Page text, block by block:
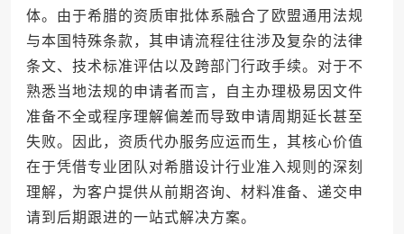
体。由于希腊的资质审批体系融合了欧盟通用法规
与本国特殊条款，其申请流程往往涉及复杂的法律
条文、技术标准评估以及跨部门行政手续。对于不
熟悉当地法规的申请者而言，自主办理极易因文件
准备不全或程序理解偏差而导致申请周期延长甚至
失败。因此，资质代办服务应运而生，其核心价值
在于凭借专业团队对希腊设计行业准入规则的深刻
理解，为客户提供从前期咨询、材料准备、递交申
请到后期跟进的一站式解决方案。